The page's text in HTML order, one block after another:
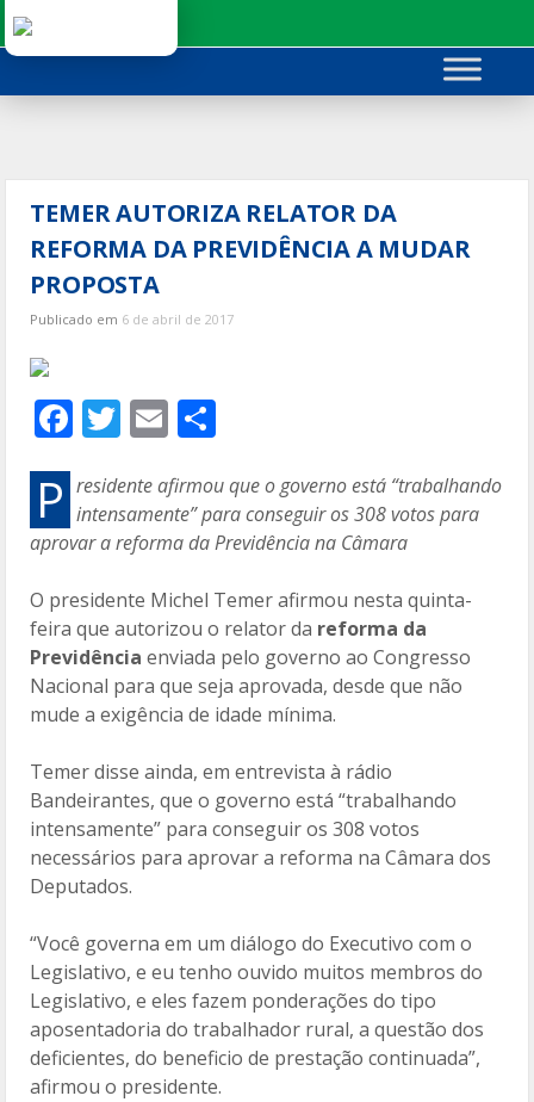
para
conteúdo
TEMER AUTORIZA RELATOR DA
REFORMA DA PREVIDÊNCIA A MUDAR
PROPOSTA
Publicado em 6 de abril de 2017
F
ac
e
b
o
o
k
T
w
itt
er
E
m
ai
l
m
p
ar
til
h
ar
P residente afirmou que o governo está “trabalhando
intensamente” para conseguir os 308 votos para
aprovar a reforma da Previdência na Câmara
O presidente Michel Temer afirmou nesta quinta-
feira que autorizou o relator da reforma da
Previdênciaenviada pelo governo ao Congresso
Nacional para que seja aprovada, desde que não
mude a exigência de idade mínima.
Temer disse ainda, em entrevista à rádio
Bandeirantes, que o governo está “trabalhando
intensamente” para conseguir os 308 votos
necessários para aprovar a reforma na Câmara dos
Deputados.
“Você governa em um diálogo do Executivo com o
Legislativo, e eu tenho ouvido muitos membros do
Legislativo, e eles fazem ponderações do tipo
aposentadoria do trabalhador rural, a questão dos
deficientes, do beneficio de prestação continuada”,
afirmou o presidente.